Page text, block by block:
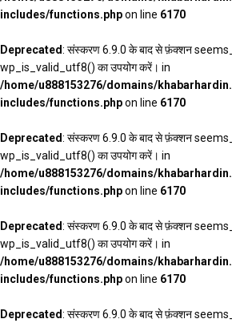
includes/functions.phpon line 6170
Deprecated: संस्करण 6.9.0 के बाद से फ़ंक्शन
wp_is_valid_utf8() का उपयोग करें। in
/home/u888153276/domains/
includes/functions.phpon line 6170
Deprecated: संस्करण 6.9.0 के बाद से फ़ंक्शन
wp_is_valid_utf8() का उपयोग करें। in
/home/u888153276/domains/
includes/functions.phpon line 6170
Deprecated: संस्करण 6.9.0 के बाद से फ़ंक्शन
wp_is_valid_utf8() का उपयोग करें। in
/home/u888153276/domains/
includes/functions.phpon line 6170
Deprecated: संस्करण 6.9.0 के बाद से फ़ंक्शन